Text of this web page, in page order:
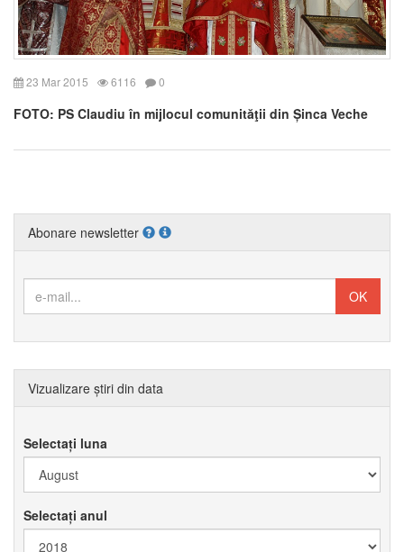
23 Mar 2015 6116 0
FOTO: PS Claudiu în mijlocul comunităţii din Șinca Veche
Abonare newsletter
Vizualizare știri din data
Selectați luna
Selectați anul